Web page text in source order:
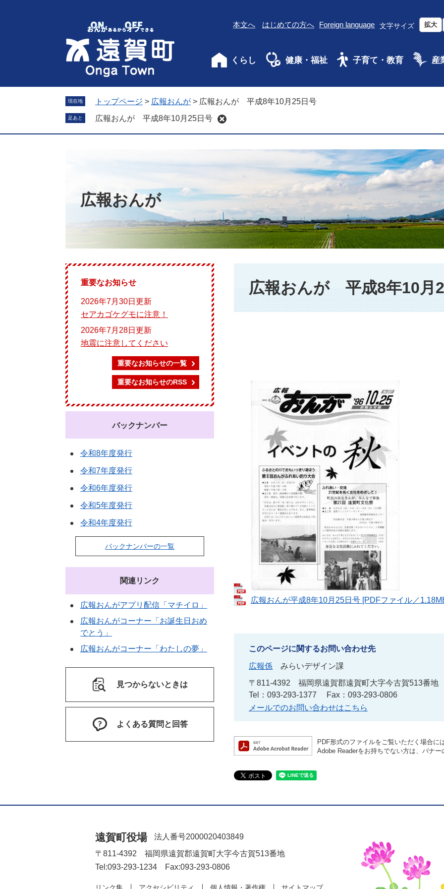
す
し
へ
本文へ はじめての方へ Foreign language 文字サイズ 拡大
くらし 健康・福祉 子育て・教育 産
現在地 トップページ > 広報おんが > 広報おんが 平成8年10月25日号
足あと 広報おんが 平成8年10月25日号
広報おんが
広報おんが 平成8年10月
広報おんが平成8年10月25日号 [PDFファイル／
このページに関するお問い合わせ先
広報係
みらいデザイン課
〒811-4392
福岡県遠賀郡遠賀町大字今古賀513番地
Tel：093-293-1377
Fax：093-293-0806
メールでのお問い合わせはこちら
PDF形式のファイルをご覧いただく場合に
Adobe Readerをお持ちでない方は、バナ
重要なお知らせ
2026年7月30日更新
セアカゴケグモに注意！
2026年7月28日更新
地震に注意してください
重要なお知らせの一覧
重要なお知らせのRSS
バックナンバー
令和8年度発行
令和7年度発行
令和6年度発行
令和5年度発行
令和4年度発行
バックナンバーの一覧
関連リンク
広報おんがアプリ配信「マチイロ」
広報おんがコーナー「お誕生日おめ
でとう」
広報おんがコーナー「わたしの夢」
見つからないときは
よくある質問と回答
遠賀町役場
法人番号2000020403849
〒811-4392 福岡県遠賀郡遠賀町大字今古賀513番地
Tel:093-293-1234 Fax:093-293-0806
リンク集 アクセシビリティ 個人情報・著作権 サイトマップ